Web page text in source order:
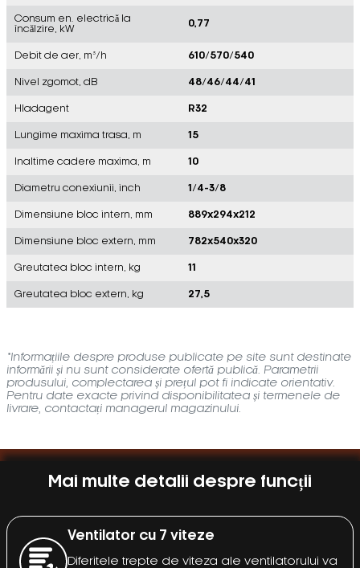
Consum en. electrică la
încălzire, kW
0,77
Debit de aer, m³/h 610/570/540
Nivel zgomot, dB 48/46/44/41
Hladagent R32
Lungime maxima trasa, m 15
Inaltime cadere maxima, m 10
Diametru conexiunii, inch 1/4-3/8
Dimensiune bloc intern, mm 889x294x212
Dimensiune bloc extern, mm 782x540x320
Greutatea bloc intern, kg 11
Greutatea bloc extern, kg 27,5
*Informațiile despre produse publicate pe site sunt destinate
informării și nu sunt considerate ofertă publică. Parametrii
produsului, complectarea și prețul pot fi indicate orientativ.
Pentru date exacte privind disponibilitatea și termenele de
livrare, contactați managerul magazinului.
Mai multe detalii despre funcții
Ventilator cu 7 viteze
Diferitele trepte de viteza ale ventilatorului va